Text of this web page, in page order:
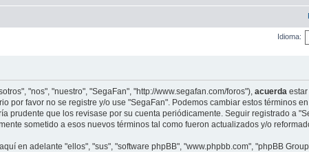
Idioma:
"nos", "nuestro", "SegaFan", "http://www.segafan.com/foros"), acuerda
por favor no se registre y/o use "SegaFan". Podemos cambiar estos términos
prudente que los revisase por su cuenta periódicamente. Seguir registrado a
sometido a esos nuevos términos tal como fueron actualizados y/o
en adelante "ellos", "sus", "software phpBB", "www.phpbb.com", "phpBB